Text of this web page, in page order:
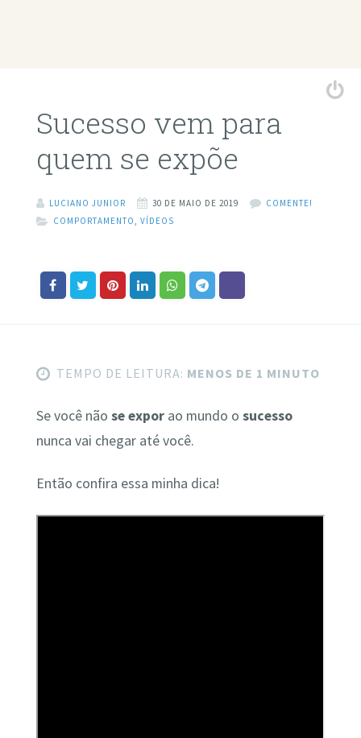
Sucesso vem para
quem se expõe
LUCIANO JUNIOR 30 DE MAIO DE 2019
COMENTE!
COMPORTAMENTO
VÍDEOS
TEMPO DE LEITURA: MENOS DE 1 MINUTO
Se você não se exporao mundo o sucesso
nunca vai chegar até você.
Então confira essa minha dica!